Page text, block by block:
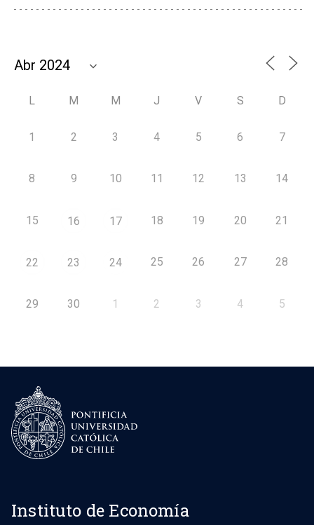
L M M J V S D
1 2 3 4 5 6 7
8 9 10 11 12 13 14
15 16 17 18 19 20 21
22 23 24 25 26 27 28
29 30 1 2 3 4 5
Instituto de Economía